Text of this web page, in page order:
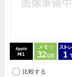
比較する